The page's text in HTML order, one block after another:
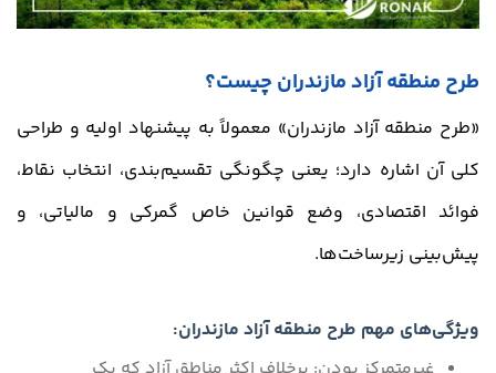
طرح منطقه آزاد مازندران چیست؟
«طرح منطقه آزاد مازندران» معمولاً به پیشنهاد اولیه و طراحی
کلی آن اشاره دارد؛ یعنی چگونگی تقسیم‌بندی، انتخاب نقاط،
فوائد اقتصادی، وضع قوانین خاص گمرکی و مالیاتی، و
پیش‌بینی زیرساخت‌ها.
ویژگی‌های مهم طرح منطقه آزاد مازندران: